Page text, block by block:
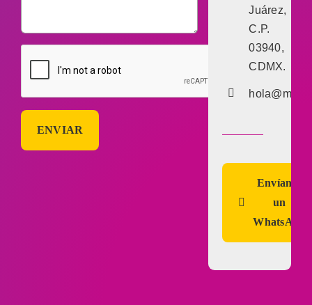
Juárez,
C.P.
03940,
CDMX.
Envíanos
un
WhatsApp